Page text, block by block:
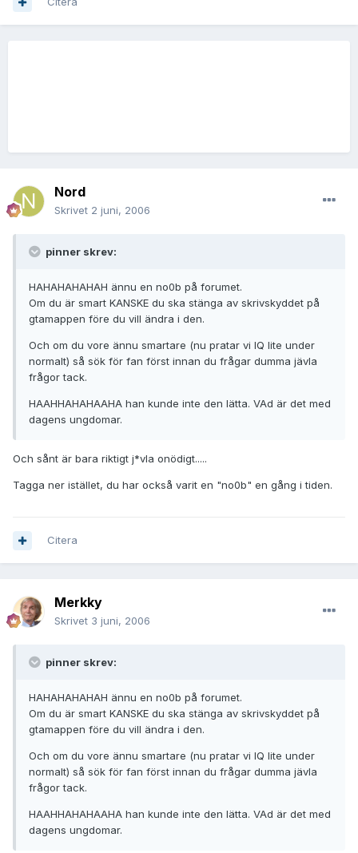
Nord
Skrivet 2 juni, 2006
pinner skrev:
HAHAHAHAHAH ännu en no0b på forumet.
Om du är smart KANSKE du ska stänga av skrivskyddet på
gtamappen före du vill ändra i den.
Och om du vore ännu smartare (nu pratar vi IQ lite under
normalt) så sök för fan först innan du frågar dumma jävla
frågor tack.
HAAHHAHAHAAHA han kunde inte den lätta. VAd är det med
dagens ungdomar.
Och sånt är bara riktigt j*vla onödigt.....
Tagga ner istället, du har också varit en "no0b" en gång i tiden.
Citera
Merkky
Skrivet 3 juni, 2006
pinner skrev:
HAHAHAHAHAH ännu en no0b på forumet.
Om du är smart KANSKE du ska stänga av skrivskyddet på
gtamappen före du vill ändra i den.
Och om du vore ännu smartare (nu pratar vi IQ lite under
normalt) så sök för fan först innan du frågar dumma jävla
frågor tack.
HAAHHAHAHAAHA han kunde inte den lätta. VAd är det med
dagens ungdomar.